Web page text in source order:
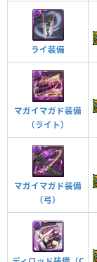
ライ装備
マガイマガド装備
（ライト）
マガイマガド装備
（弓）